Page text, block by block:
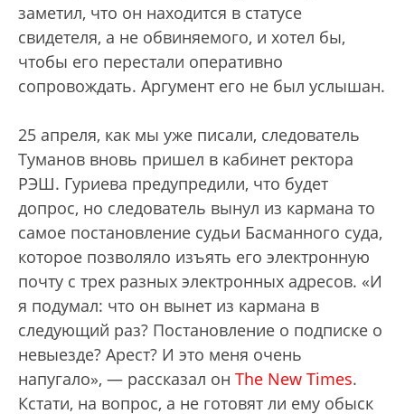
заметил, что он находится в статусе
свидетеля, а не обвиняемого, и хотел бы,
чтобы его перестали оперативно
сопровождать. Аргумент его не был услышан.
25 апреля, как мы уже писали, следователь
Туманов вновь пришел в кабинет ректора
РЭШ. Гуриева предупредили, что будет
допрос, но следователь вынул из кармана то
самое постановление судьи Басманного суда,
которое позволяло изъять его электронную
почту с трех разных электронных адресов. «И
я подумал: что он вынет из кармана в
следующий раз? Постановление о подписке о
невыезде? Арест? И это меня очень
напугало», — рассказал он The New Times.
Кстати, на вопрос, а не готовят ли ему обыск